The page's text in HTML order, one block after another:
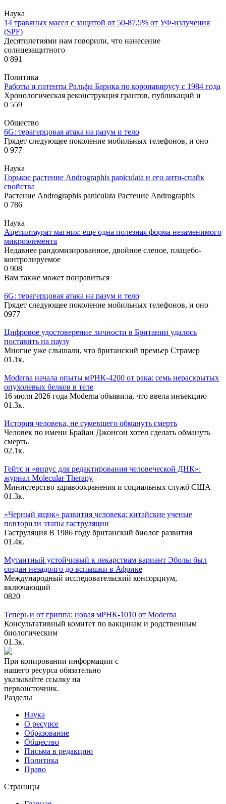
Наука
14 травяных масел с защитой от 50-87,5% от УФ-излучения
(SPF)
Десятилетиями нам говорили, что нанесение
солнцезащитного
0 891
Политика
Работы и патенты Ральфа Барика по коронавирусу с 1984 года
Хронологическая реконструкция грантов, публикаций и
0 559
Общество
6G: терагерцовая атака на разум и тело
Грядет следующее поколение мобильных телефонов, и оно
0 977
Наука
Горькое растение Andrographis paniculata и его анти-спайк
свойства
Растение Andrographis paniculata Растение Andrographis
0 786
Наука
Ацетилтаурат магния: еще одна полезная форма незаменимого
микроэлемента
Недавнее рандомизированное, двойное слепое, плацебо-
контролируемое
0 908
Вам также может понравиться
6G: терагерцовая атака на разум и тело
Грядет следующее поколение мобильных телефонов, и оно
0977
Цифровое удостоверение личности в Британии удалось
поставить на паузу
Многие уже слышали, что британский премьер Страмер
01.1к.
Moderna начала опыты мРНК-4200 от рака: семь нераскрытых
опухолевых белков в теле
16 июля 2026 года Moderna объявила, что ввела инъекцию
01.3к.
История человека, не сумевшего обмануть смерть
Человек по имени Брайан Джонсон хотел сделать обмануть
смерть.
02.1к.
Гейтс и «вирус для редактирования человеческой ДНК»:
журнал Molecular Therapy
Министерство здравоохранения и социальных служб США
01.3к.
«Черный ящик» развития человека: китайские ученые
повторили этапы гаструляции
Гаструляция В 1986 году британский биолог развития
01.4к.
Мутантный устойчивый к лекарствам вариант Эболы был
создан незадолго до вспышки в Африке
Международный исследовательский консорциум,
включающий
0820
Теперь и от гриппа: новая мРНК-1010 от Moderna
Консультативный комитет по вакцинам и родственным
биологическим
01.3к.
При копировании информации с
нашего ресурса обязательно
указывайте ссылку на
первоисточник.
Разделы
Наука
О ресурсе
Образование
Общество
Письма в редакцию
Политика
Право
Страницы